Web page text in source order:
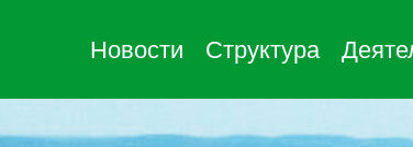
Новости Структура